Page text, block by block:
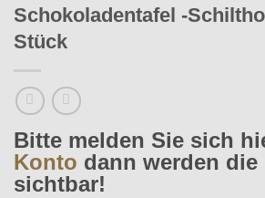
Schokoladentafel -
Stück
Bitte melden Sie sich
Konto dann werden die
sichtbar!